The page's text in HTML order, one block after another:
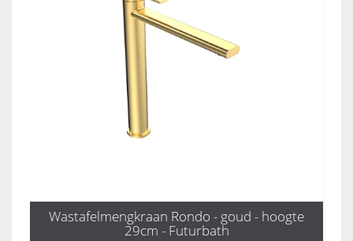
Wastafelmengkraan Rondo - goud - hoogte
29cm - Futurbath